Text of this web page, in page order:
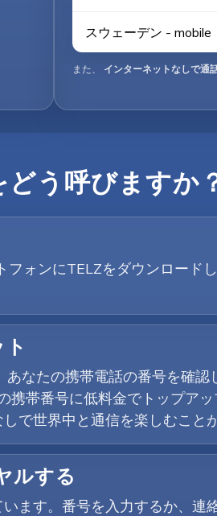
スウェーデン - mobile
また、 インターネットなしで通
う呼びますか
ォンにTELZをダウンロード
なたの携帯電話の番号を確
帯番号に低料金でトップア
で世界中と通信を楽しむこと
ルする
ます。番号を入力するか、連